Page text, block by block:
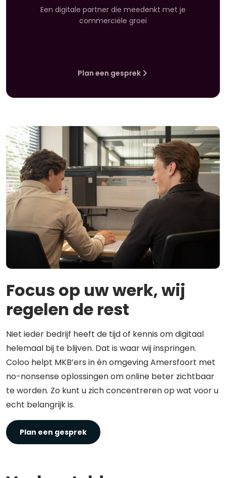
Een digitale partner die meedenkt met je
commerciële groei
Plan een gesprek
Focus op uw werk, wij
regelen de rest
Niet ieder bedrijf heeft de tijd of kennis om digitaal
helemaal bij te blijven. Dat is waar wij inspringen.
Coloo helpt MKB’ers in én omgeving Amersfoort met
no-nonsense oplossingen om online beter zichtbaar
te worden. Zo kunt u zich concentreren op wat voor u
echt belangrijk is.
Plan een gesprek